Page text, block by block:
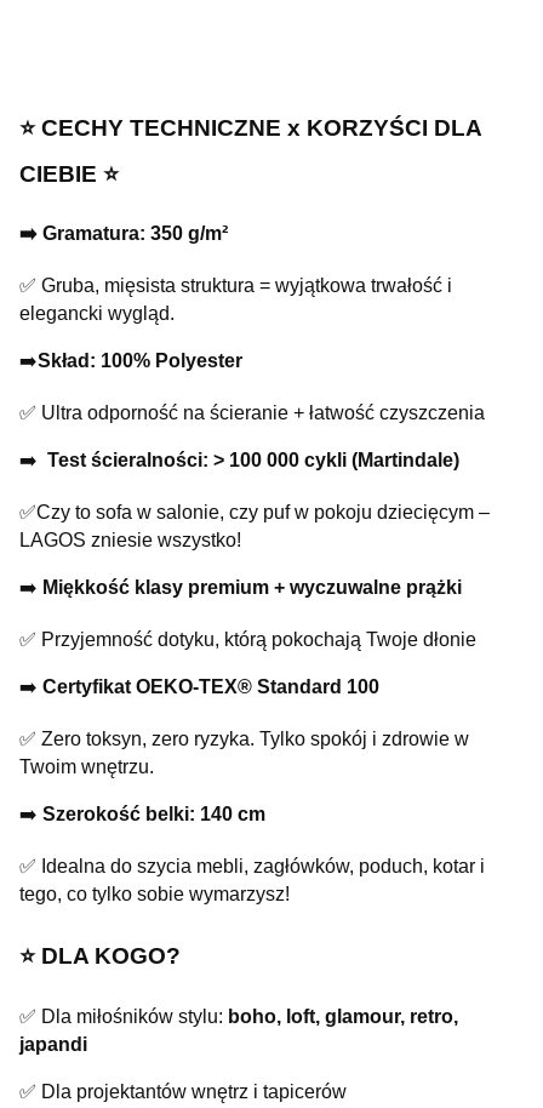
⭐️ CECHY TECHNICZNE x KORZYŚCI DLA
CIEBIE ⭐️
➡️ Gramatura: 350 g/m²
✅ Gruba, mięsista struktura = wyjątkowa trwałość i
elegancki wygląd.
➡️Skład: 100% Polyester
✅ Ultra odporność na ścieranie + łatwość czyszczenia
➡️ Test ścieralności: > 100 000 cykli (Martindale)
✅Czy to sofa w salonie, czy puf w pokoju dziecięcym –
LAGOS zniesie wszystko!
➡️ Miękkość klasy premium + wyczuwalne prążki
✅ Przyjemność dotyku, którą pokochają Twoje dłonie
➡️ Certyfikat OEKO-TEX® Standard 100
✅ Zero toksyn, zero ryzyka. Tylko spokój i zdrowie w
Twoim wnętrzu.
➡️ Szerokość belki: 140 cm
✅ Idealna do szycia mebli, zagłówków, poduch, kotar i
tego, co tylko sobie wymarzysz!
⭐️ DLA KOGO?
✅ Dla miłośników stylu: boho, loft, glamour, retro,
japandi
✅ Dla projektantów wnętrz i tapicerów